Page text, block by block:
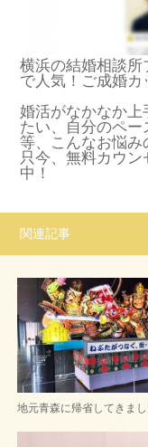
横浜の結婚相談所
で人気！ご成婚カ
婚活がなかなか上
たい、自分のペ
等、こんなお悩み
只今、無料カウ
中！
関連記事
地元青森に帰省してきまし